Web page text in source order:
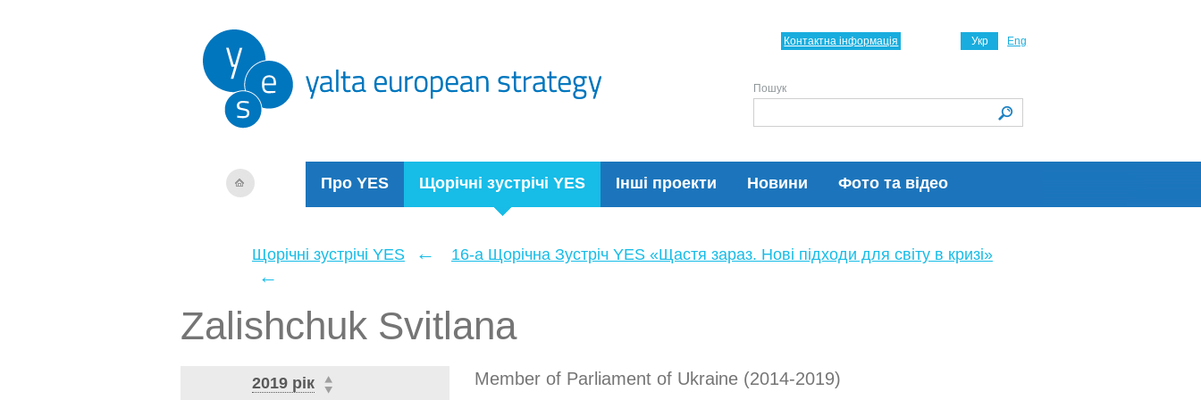
Про YES Щорічні зустрічі YES Інші проекти Новини Фото та відео
Укр Eng
Контактна інформація
Пошук
Щорічні зустрічі YES ← 16-а Щорічна Зустріч YES «Щастя зараз. Нові підходи для світу в кризі»
←
Zalishchuk Svitlana
2019 рік Member of Parliament of Ukraine (2014-2019)